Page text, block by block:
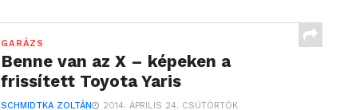
GARÁZS
Benne van az X – képeken a
frissített Toyota Yaris
SCHMIDTKA ZOLTÁN 2014. ÁPRILIS 24. CSÜTÖRTÖK